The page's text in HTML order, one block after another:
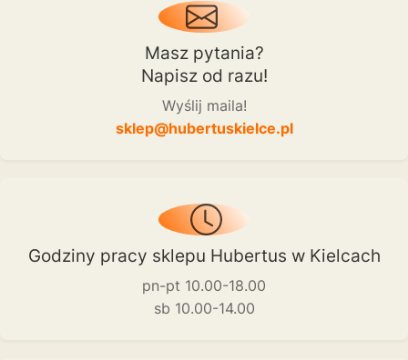
Masz pytania?
Napisz od razu!
Wyślij maila!
sklep@hubertuskielce.pl
Godziny pracy sklepu Hubertus w Kielcach
pn-pt 10.00-18.00
sb 10.00-14.00